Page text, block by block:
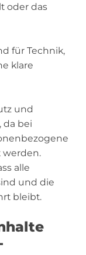
oder das
für Technik,
klare
und
da bei
werden.
alle
und die
bleibt.